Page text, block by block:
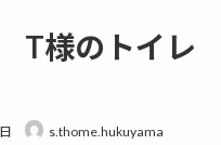
T様のトイレ
s.thome.hukuyama